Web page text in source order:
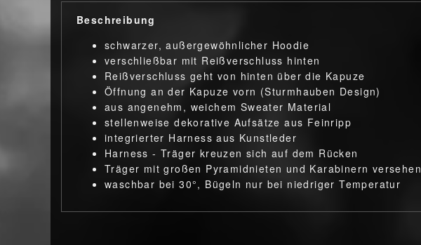
Beschreibung
schwarzer, außergewöhnlicher Hoodie
verschließbar mit Reißverschluss hinten
Reißverschluss geht von hinten über die Kapuze
Öffnung an der Kapuze vorn (Sturmhauben Design)
aus angenehm, weichem Sweater Material
stellenweise dekorative Aufsätze aus Feinripp
integrierter Harness aus Kunstleder
Harness - Träger kreuzen sich auf dem Rücken
Träger mit großen Pyramidnieten und Karabinern versehen
waschbar bei 30°, Bügeln nur bei niedriger Temperatur